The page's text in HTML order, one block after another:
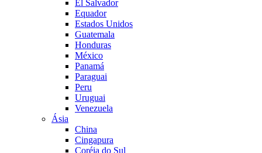
El Salvador
Equador
Estados Unidos
Guatemala
Honduras
México
Panamá
Paraguai
Peru
Uruguai
Venezuela
Ásia
China
Cingapura
Coréia do Sul